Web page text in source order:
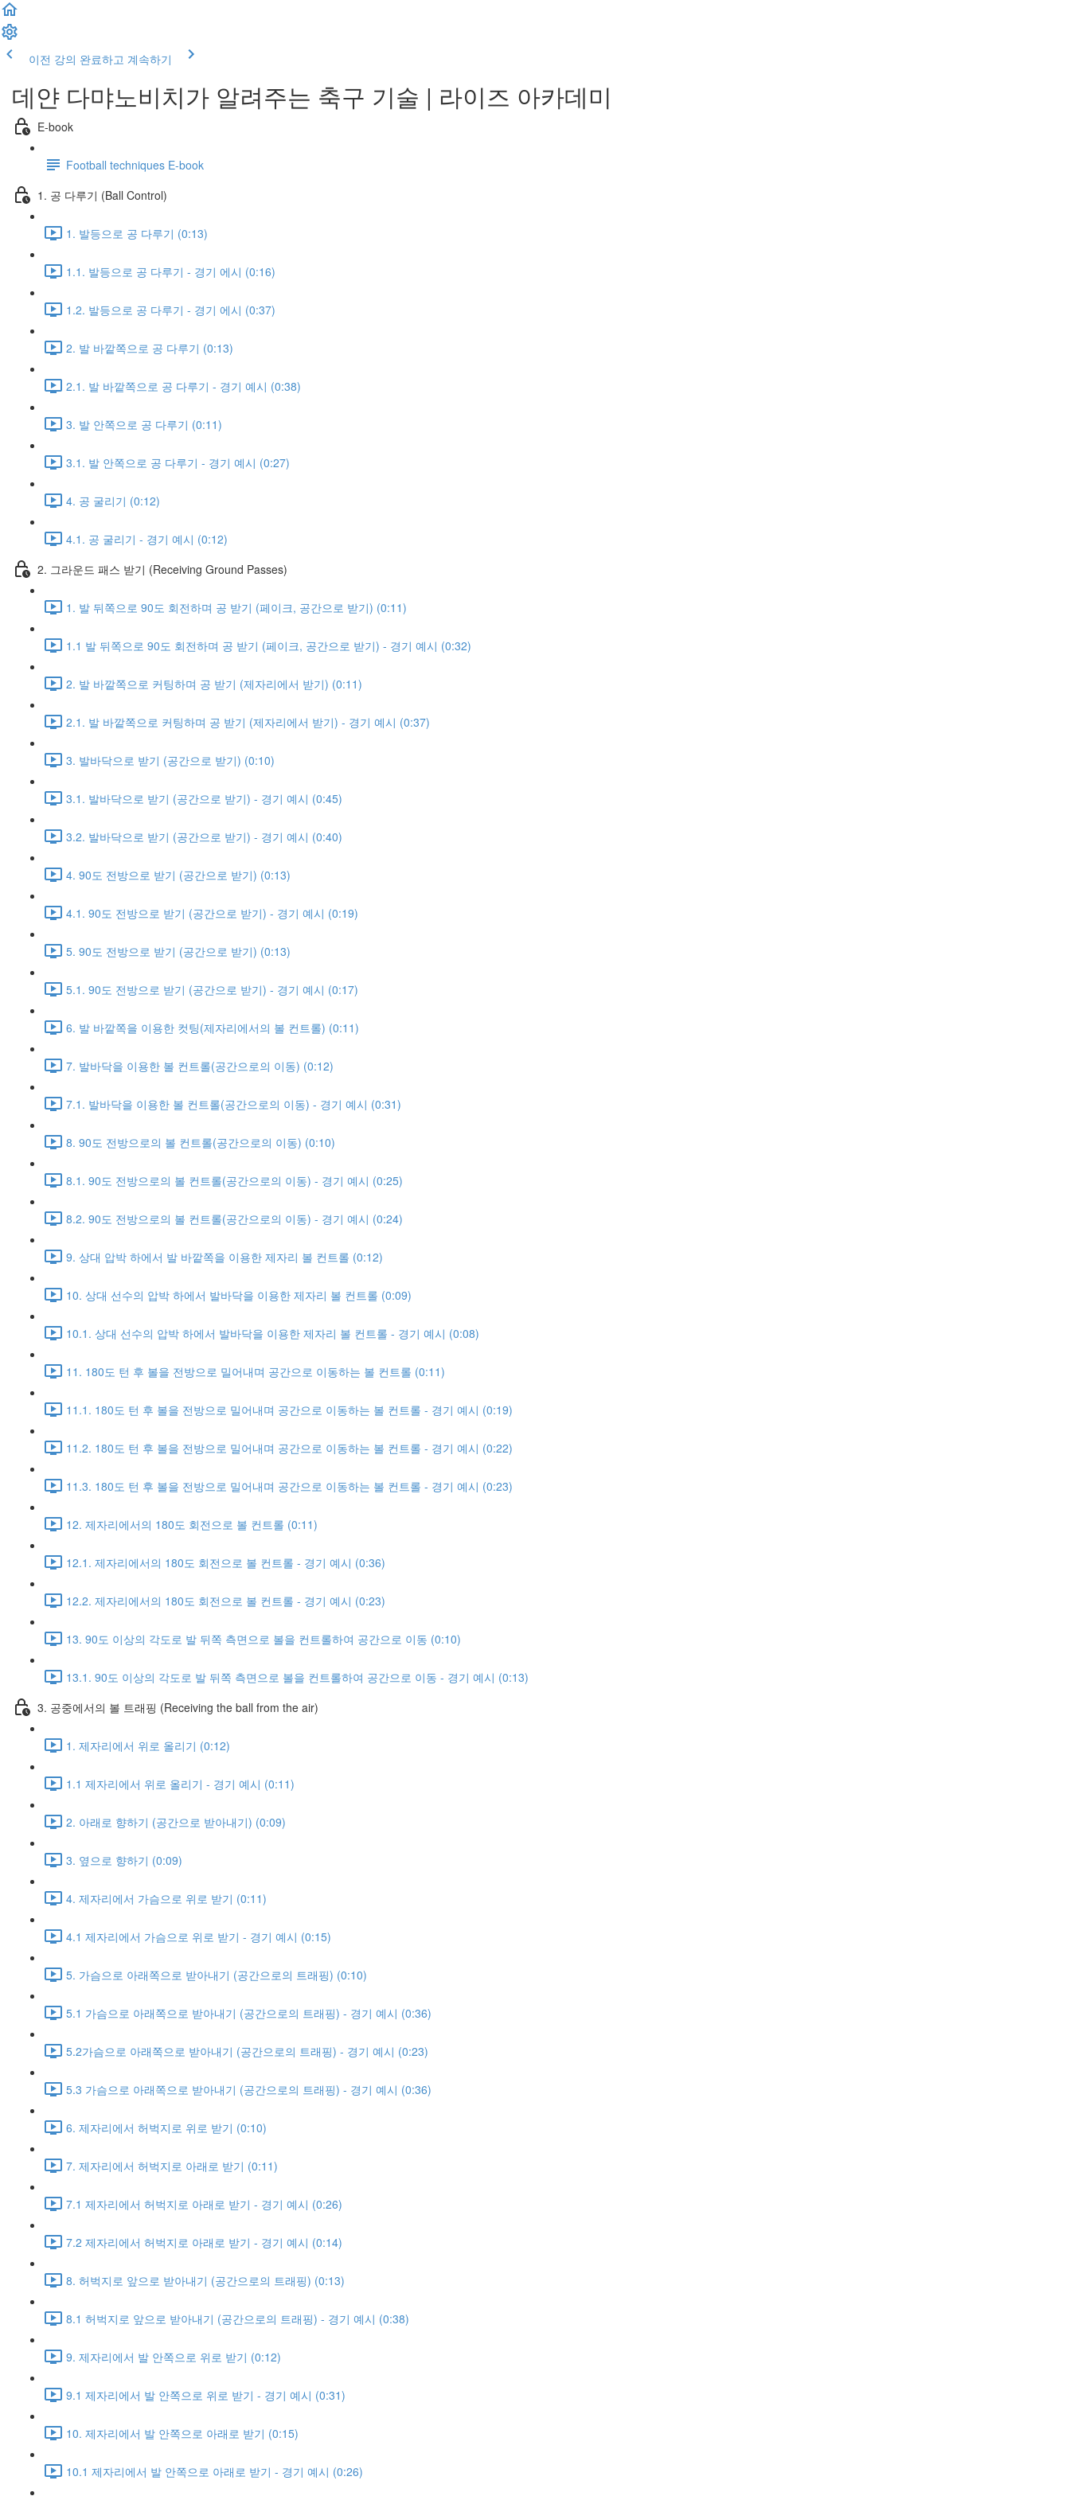
이전 강의 완료하고 계속하기
데얀 다먀노비치가 알려주는 축구 기술 | 라이즈 아카데미
E-book
Football techniques E-book
1. 공 다루기 (Ball Control)
1. 발등으로 공 다루기 (0:13)
1.1. 발등으로 공 다루기 - 경기 에시 (0:16)
1.2. 발등으로 공 다루기 - 경기 에시 (0:37)
2. 발 바깥쪽으로 공 다루기 (0:13)
2.1. 발 바깥쪽으로 공 다루기 - 경기 예시 (0:38)
3. 발 안쪽으로 공 다루기 (0:11)
3.1. 발 안쪽으로 공 다루기 - 경기 예시 (0:27)
4. 공 굴리기 (0:12)
4.1. 공 굴리기 - 경기 예시 (0:12)
2. 그라운드 패스 받기 (Receiving Ground Passes)
1. 발 뒤쪽으로 90도 회전하며 공 받기 (페이크, 공간으로 받기) (0:11)
1.1 발 뒤쪽으로 90도 회전하며 공 받기 (페이크, 공간으로 받기) - 경기 예시 (0:32)
2. 발 바깥쪽으로 커팅하며 공 받기 (제자리에서 받기) (0:11)
2.1. 발 바깥쪽으로 커팅하며 공 받기 (제자리에서 받기) - 경기 예시 (0:37)
3. 발바닥으로 받기 (공간으로 받기) (0:10)
3.1. 발바닥으로 받기 (공간으로 받기) - 경기 예시 (0:45)
3.2. 발바닥으로 받기 (공간으로 받기) - 경기 예시 (0:40)
4. 90도 전방으로 받기 (공간으로 받기) (0:13)
4.1. 90도 전방으로 받기 (공간으로 받기) - 경기 예시 (0:19)
5. 90도 전방으로 받기 (공간으로 받기) (0:13)
5.1. 90도 전방으로 받기 (공간으로 받기) - 경기 예시 (0:17)
6. 발 바깥쪽을 이용한 컷팅(제자리에서의 볼 컨트롤) (0:11)
7. 발바닥을 이용한 볼 컨트롤(공간으로의 이동) (0:12)
7.1. 발바닥을 이용한 볼 컨트롤(공간으로의 이동) - 경기 예시 (0:31)
8. 90도 전방으로의 볼 컨트롤(공간으로의 이동) (0:10)
8.1. 90도 전방으로의 볼 컨트롤(공간으로의 이동) - 경기 예시 (0:25)
8.2. 90도 전방으로의 볼 컨트롤(공간으로의 이동) - 경기 예시 (0:24)
9. 상대 압박 하에서 발 바깥쪽을 이용한 제자리 볼 컨트롤 (0:12)
10. 상대 선수의 압박 하에서 발바닥을 이용한 제자리 볼 컨트롤 (0:09)
10.1. 상대 선수의 압박 하에서 발바닥을 이용한 제자리 볼 컨트롤 - 경기 예시 (0:08)
11. 180도 턴 후 볼을 전방으로 밀어내며 공간으로 이동하는 볼 컨트롤 (0:11)
11.1. 180도 턴 후 볼을 전방으로 밀어내며 공간으로 이동하는 볼 컨트롤 - 경기 예시 (0:19)
11.2. 180도 턴 후 볼을 전방으로 밀어내며 공간으로 이동하는 볼 컨트롤 - 경기 예시 (0:22)
11.3. 180도 턴 후 볼을 전방으로 밀어내며 공간으로 이동하는 볼 컨트롤 - 경기 예시 (0:23)
12. 제자리에서의 180도 회전으로 볼 컨트롤 (0:11)
12.1. 제자리에서의 180도 회전으로 볼 컨트롤 - 경기 예시 (0:36)
12.2. 제자리에서의 180도 회전으로 볼 컨트롤 - 경기 예시 (0:23)
13. 90도 이상의 각도로 발 뒤쪽 측면으로 볼을 컨트롤하여 공간으로 이동 (0:10)
13.1. 90도 이상의 각도로 발 뒤쪽 측면으로 볼을 컨트롤하여 공간으로 이동 - 경기 예시 (0:13)
3. 공중에서의 볼 트래핑 (Receiving the ball from the air)
1. 제자리에서 위로 올리기 (0:12)
1.1 제자리에서 위로 올리기 - 경기 예시 (0:11)
2. 아래로 향하기 (공간으로 받아내기) (0:09)
3. 옆으로 향하기 (0:09)
4. 제자리에서 가슴으로 위로 받기 (0:11)
4.1 제자리에서 가슴으로 위로 받기 - 경기 예시 (0:15)
5. 가슴으로 아래쪽으로 받아내기 (공간으로의 트래핑) (0:10)
5.1 가슴으로 아래쪽으로 받아내기 (공간으로의 트래핑) - 경기 예시 (0:36)
5.2가슴으로 아래쪽으로 받아내기 (공간으로의 트래핑) - 경기 예시 (0:23)
5.3 가슴으로 아래쪽으로 받아내기 (공간으로의 트래핑) - 경기 예시 (0:36)
6. 제자리에서 허벅지로 위로 받기 (0:10)
7. 제자리에서 허벅지로 아래로 받기 (0:11)
7.1 제자리에서 허벅지로 아래로 받기 - 경기 예시 (0:26)
7.2 제자리에서 허벅지로 아래로 받기 - 경기 예시 (0:14)
8. 허벅지로 앞으로 받아내기 (공간으로의 트래핑) (0:13)
8.1 허벅지로 앞으로 받아내기 (공간으로의 트래핑) - 경기 예시 (0:38)
9. 제자리에서 발 안쪽으로 위로 받기 (0:12)
9.1 제자리에서 발 안쪽으로 위로 받기 - 경기 예시 (0:31)
10. 제자리에서 발 안쪽으로 아래로 받기 (0:15)
10.1 제자리에서 발 안쪽으로 아래로 받기 - 경기 예시 (0:26)